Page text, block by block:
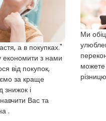
а в покупках."
економити з нами
від покупок,
за краще
знижок і
Вас та
.
Ми